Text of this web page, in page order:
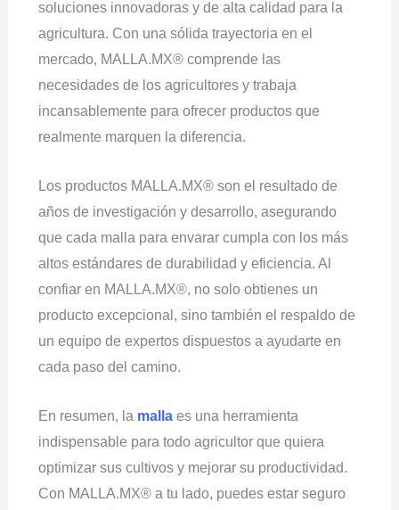
soluciones innovadoras y de alta calidad para la
agricultura. Con una sólida trayectoria en el
mercado, MALLA.MX® comprende las
necesidades de los agricultores y trabaja
incansablemente para ofrecer productos que
realmente marquen la diferencia.
Los productos MALLA.MX® son el resultado de
años de investigación y desarrollo, asegurando
que cada malla para envarar cumpla con los más
altos estándares de durabilidad y eficiencia. Al
confiar en MALLA.MX®, no solo obtienes un
producto excepcional, sino también el respaldo de
un equipo de expertos dispuestos a ayudarte en
cada paso del camino.
En resumen, la mallaes una herramienta
indispensable para todo agricultor que quiera
optimizar sus cultivos y mejorar su productividad.
Con MALLA.MX® a tu lado, puedes estar seguro